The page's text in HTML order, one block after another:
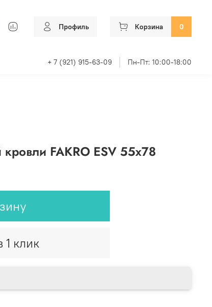
Профиль Корзина 0
+ 7 (921) 915-63-09 Пн-Пт: 10:00-18:00
FAKRO ESV 55х78
1 клик